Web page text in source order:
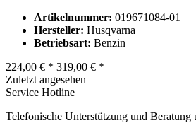
Artikelnummer: 019671084-01
Hersteller: Husqvarna
Betriebsart: Benzin
224,00 € * 319,00 € *
Zuletzt angesehen
Service Hotline
Telefonische Unterstützung und Beratung